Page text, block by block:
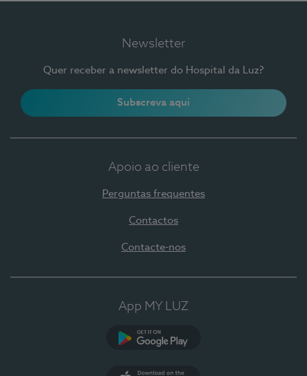
Newsletter
Quer receber a newsletter do Hospital da Luz?
Subscreva aqui
Apoio ao cliente
Perguntas frequentes
Contactos
Contacte-nos
App MY LUZ